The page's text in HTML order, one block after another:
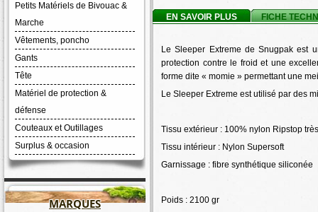
Petits Matériels de Bivouac &
Marche
Vêtements, poncho
Gants
Tête
Matériel de protection &
défense
Couteaux et Outillages
Surplus & occasion
MARQUES
EN SAVOIR PLUS FICHE
Le Sleeper Extreme de Snugpak est
protection contre le froid et une
forme dite « momie » permettant une
Le Sleeper Extreme est utilisé par des
Tissu extérieur : 100% nylon Ripstop
Tissu intérieur : Nylon Supersoft
Garnissage : fibre synthétique siliconée
Poids : 2100 gr